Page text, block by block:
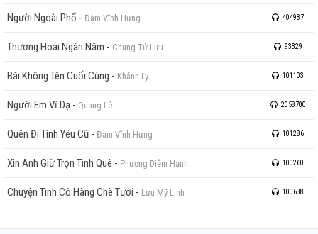
Người Ngoài Phố - Đàm Vĩnh Hưng 404937
Thương Hoài Ngàn Năm - Chung Tử Lưu 93329
Bài Không Tên Cuối Cùng - Khánh Ly 101103
Người Em Vĩ Dạ - Quang Lê 2058700
Quên Đi Tình Yêu Cũ - Đàm Vĩnh Hưng 101286
Xin Anh Giữ Trọn Tình Quê - Phương Diễm Hạnh 100260
Chuyện Tình Cô Hàng Chè Tươi - Lưu Mỹ Linh 100638